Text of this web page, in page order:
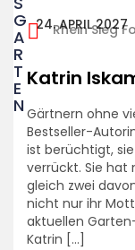
G
A
R
T
E
N
24. APRIL 2027
Rhein Sieg
Katrin
Gärtnern ohne
Bestseller-
ist berüchtigt,
verrückt. Sie hat
gleich zwei
nicht nur ihr
aktuellen
Katrin […]